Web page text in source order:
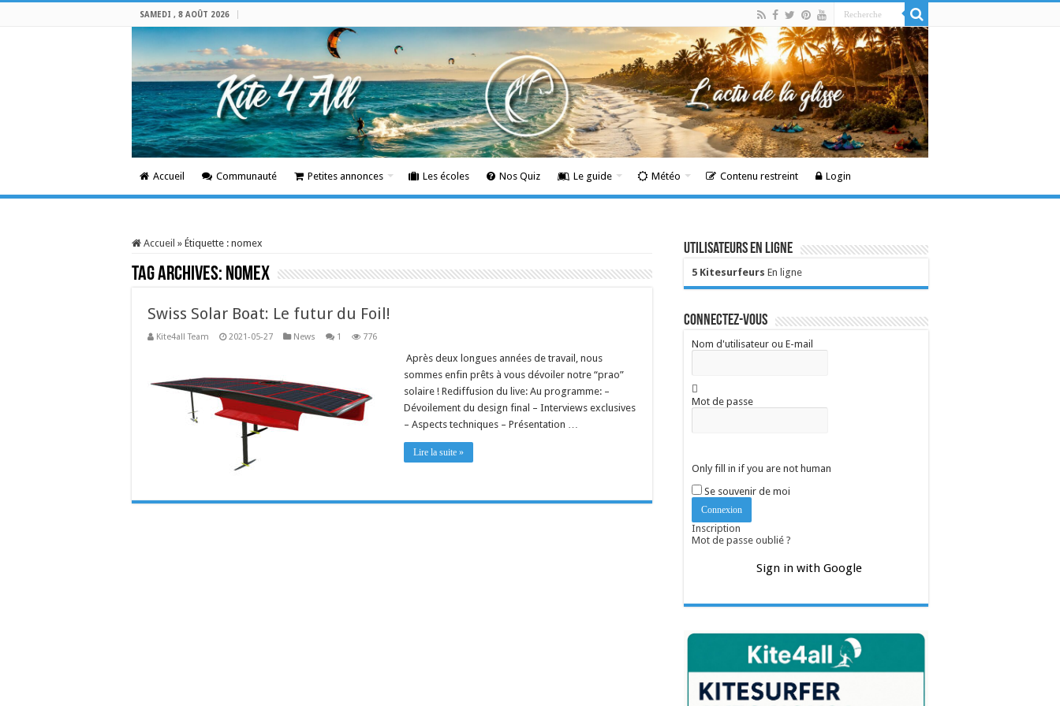
SAMEDI , 8 AOÛT 2026
Accueil Communauté Petites annonces Les écoles Nos Quiz Le guide Météo Contenu restreint Login
Accueil » Étiquette : nomex
Tag Archives: nomex
Swiss Solar Boat: Le futur du Foil!
Kite4all Team 2021-05-27 News 1 776
Après deux longues années de travail, nous
sommes enfin prêts à vous dévoiler notre “prao”
solaire ! Rediffusion du live: Au programme: –
Dévoilement du design final – Interviews exclusives
– Aspects techniques – Présentation …
Lire la suite »
Utilisateurs en ligne
5 Kitesurfeurs En ligne
Connectez-vous
Nom d'utilisateur ou E-mail
Mot de passe
Only fill in if you are not human
Se souvenir de moi
Inscription
Mot de passe oublié ?
Sign in with Google